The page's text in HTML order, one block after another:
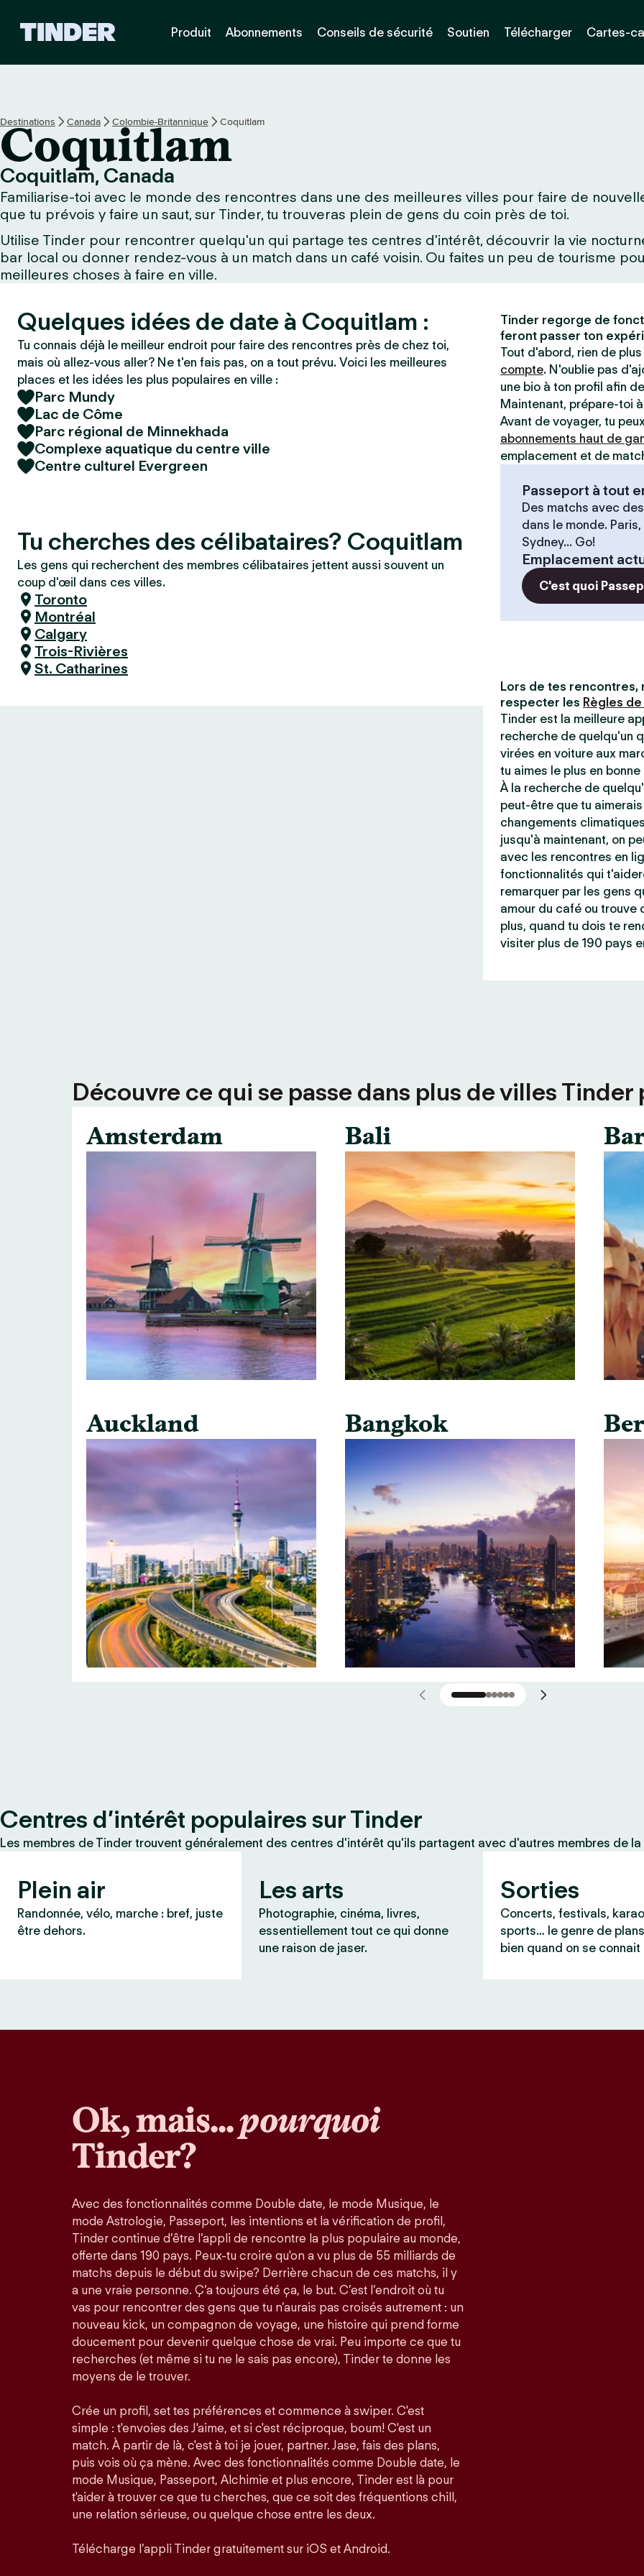
l
T
d
e
r
Produit Abonnements Conseils de sécurité Soutien Télécharger Cartes-
Destinations Canada Colombie-Britannique Coquitlam
Coquitlam
Coquitlam, Canada
Familiarise-toi avec le monde des rencontres dans une des meilleures villes pour faire de
que tu prévois y faire un saut, sur Tinder, tu trouveras plein de gens du coin près de toi.
Utilise Tinder pour rencontrer quelqu'un qui partage tes centres d'intérêt, découvrir la vie
bar local ou donner rendez-vous à un match dans un café voisin. Ou faites un peu de tourisme
meilleures choses à faire en ville.
Quelques idées de date à Coquitlam :
Tu connais déjà le meilleur endroit pour faire des rencontres près de chez toi,
mais où allez-vous aller? Ne t'en fais pas, on a tout prévu. Voici les meilleures
places et les idées les plus populaires en ville :
Parc Mundy
Lac de Côme
Parc régional de Minnekhada
Complexe aquatique du centre ville
Centre culturel Evergreen
Tu cherches des célibataires? Coquitlam
Les gens qui recherchent des membres célibataires jettent aussi souvent un
coup d'œil dans ces villes.
Toronto
Montréal
Calgary
Trois-Rivières
St. Catharines
Tinder regorge de
feront passer ton
Tout d'abord, rien de
compte. N'oublie pas
une bio à ton profil afin
Maintenant, prépare-toi à
Avant de voyager, tu
abonnements haut de
emplacement et de
Passeport à tout
Des matchs avec
dans le monde.
Sydney... Go!
Emplacement
C'est quoi
Lors de tes rencontres,
respecter les Règles
Tinder est la meilleure
recherche de quelqu'un
virées en voiture aux
tu aimes le plus en
À la recherche de
peut-être que tu
changements
jusqu'à maintenant, on
avec les rencontres en
fonctionnalités qui
remarquer par les gens
amour du café ou trouve
plus, quand tu dois te
visiter plus de 190 pays
Découvre ce qui se passe dans plus de villes Tinder
Amsterdam
Auckland
Bali
Bangkok
Centres d’intérêt populaires sur Tinder
Les membres de Tinder trouvent généralement des centres d'intérêt qu'ils partagent avec d'autres membres de
Plein air
Randonnée, vélo, marche : bref, juste
être dehors.
Les arts
Photographie, cinéma, livres,
essentiellement tout ce qui donne
une raison de jaser.
Sorties
Concerts, festivals,
sports… le genre de
bien quand on se
Ok, mais...pourquoi
Tinder?
Avec des fonctionnalités comme Double date, le mode Musique, le
mode Astrologie, Passeport, les intentions et la vérification de profil,
Tinder continue d’être l’appli de rencontre la plus populaire au monde,
offerte dans 190 pays. Peux-tu croire qu'on a vu plus de 55 milliards de
matchs depuis le début du swipe? Derrière chacun de ces matchs, il y
a une vraie personne. Ç’a toujours été ça, le but. C’est l’endroit où tu
vas pour rencontrer des gens que tu n’aurais pas croisés autrement : un
nouveau kick, un compagnon de voyage, une histoire qui prend forme
doucement pour devenir quelque chose de vrai. Peu importe ce que tu
recherches (et même si tu ne le sais pas encore), Tinder te donne les
moyens de le trouver.
Crée un profil, set tes préférences et commence à swiper. C'est
simple : t'envoies des J'aime, et si c'est réciproque, boum! C'est un
match. À partir de là, c'est à toi je jouer, partner. Jase, fais des plans,
puis vois où ça mène. Avec des fonctionnalités comme Double date, le
mode Musique, Passeport, Alchimie et plus encore, Tinder est là pour
t'aider à trouver ce que tu cherches, que ce soit des fréquentions chill,
une relation sérieuse, ou quelque chose entre les deux.
Télécharge l’appli Tinder gratuitement sur iOS et Android.